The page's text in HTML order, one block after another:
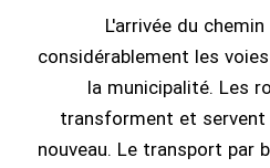
L'arrivée du
considérablement les
la municipalité. Les
transforment et
nouveau. Le transport par